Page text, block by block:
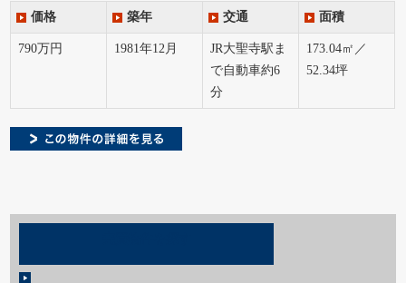
価格 築年 交通 面積
790万円 1981年12月
JR大聖寺駅ま
で自動車約6
分
173.04㎡／
52.34坪